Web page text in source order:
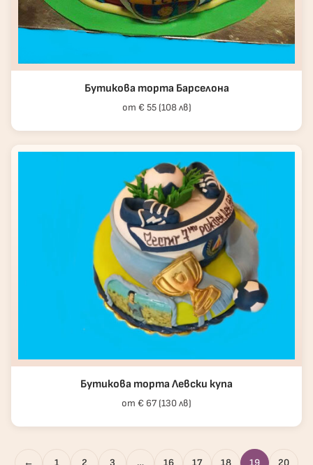
Бутикова торта Барселона
от € 55 (108 лв)
Бутикова торта Левски купа
от € 67 (130 лв)